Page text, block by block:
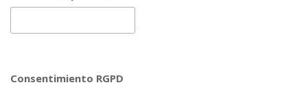
Consentimiento RGPD